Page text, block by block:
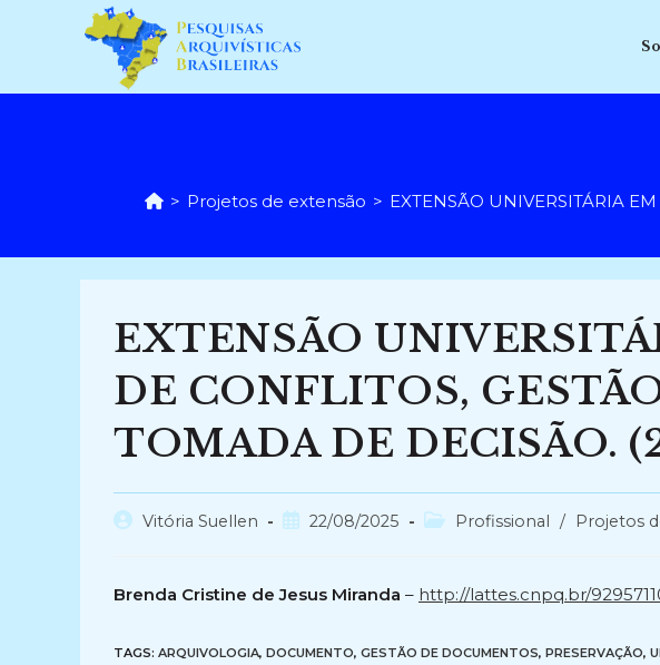
conteúdo
> Projetos de extensão > EXTENSÃO UNIVERSITÁRIA
EXTENSÃO
DE CONFLITOS,
TOMADA DE DECISÃO.
AutorVitória Suellen
Post22/08/2025
Categoria
Profissional / Projetos
Brenda Cristine de Jesus Miranda – http://lattes.cnpq.br/
TAGS: ARQUIVOLOGIA, DOCUMENTO, GESTÃO DE DOCUMENTOS, PRESERVAÇÃO,